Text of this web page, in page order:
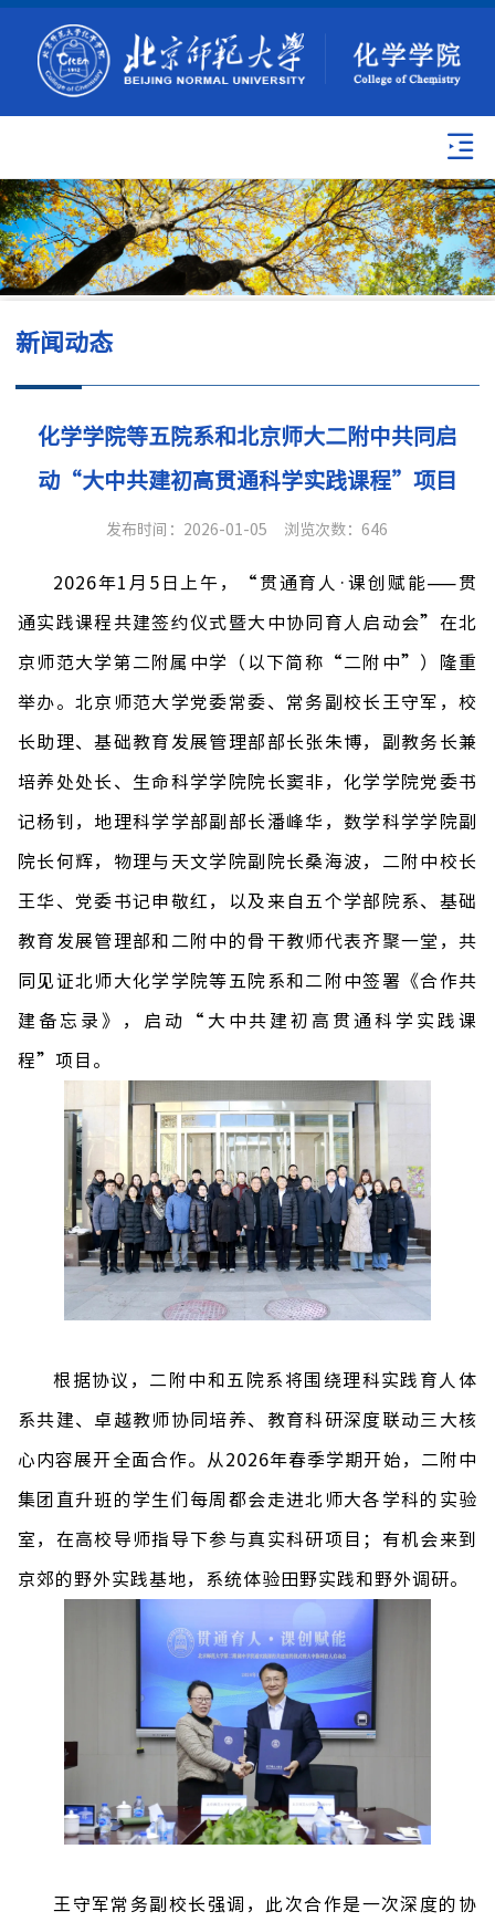
新闻动态
化学学院等五院系和北京师大二附中共同启
动“大中共建初高贯通科学实践课程”项目
发布时间：2026-01-05 浏览次数：646
2026年1 月 5 日上午， “ 贯通育人 · 课创赋能——贯
通实践课程共建签约仪式暨大中协同育人启动会”在北
京师范大学第二附属中学（以下简称 “ 二附中” ）隆重
举办。北京师范大学党委常委、常务副校长王守军，校
长助理、基础教育发展管理部部长张朱博，副教务长兼
培养处处长、生命科学学院院长窦非，化学学院党委书
记杨钊，地理科学学部副部长潘峰华，数学科学学院副
院长何辉，物理与天文学院副院长桑海波，二附中校长
王华、党委书记申敬红，以及来自五个学部院系、基础
教育发展管理部和二附中的骨干教师代表齐聚一堂，共
同见证北师大化学学院等五院系和 二附中签署《合作共
建备忘录》，启动 “ 大中共建初高贯通科学实践课
程”项目。
根据协议，二附中和五院系将围绕理科实践育人体
系共建、卓越教师协同培养、教育科研深度联动三大核
心内容展开全面合作。从 2026年春季学期开始，二附中
集团直升班的学生们每周都会走进北师大各学科的实验
室，在高校导师指导下参与真实科研项目；有机会来到
京郊的野外实践基地，系统体验田野实践和野外调研。
王守军常务副校长强调，此次合作是一次深度的协